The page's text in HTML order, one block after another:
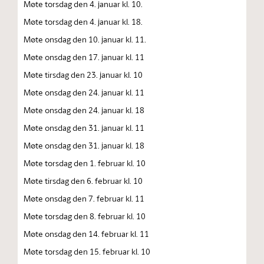
Møte torsdag den 4. januar kl. 10.
Møte torsdag den 4. januar kl. 18.
Møte onsdag den 10. januar kl. 11.
Møte onsdag den 17. januar kl. 11
Møte tirsdag den 23. januar kl. 10
Møte onsdag den 24. januar kl. 11
Møte onsdag den 24. januar kl. 18
Møte onsdag den 31. januar kl. 11
Møte onsdag den 31. januar kl. 18
Møte torsdag den 1. februar kl. 10
Møte tirsdag den 6. februar kl. 10
Møte onsdag den 7. februar kl. 11
Møte torsdag den 8. februar kl. 10
Møte onsdag den 14. februar kl. 11
Møte torsdag den 15. februar kl. 10